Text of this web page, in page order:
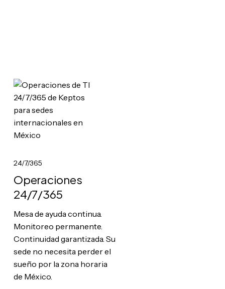
24/7/365
Operaciones
24/7/365
Mesa de ayuda continua.
Monitoreo permanente.
Continuidad garantizada. Su
sede no necesita perder el
sueño por la zona horaria
de México.